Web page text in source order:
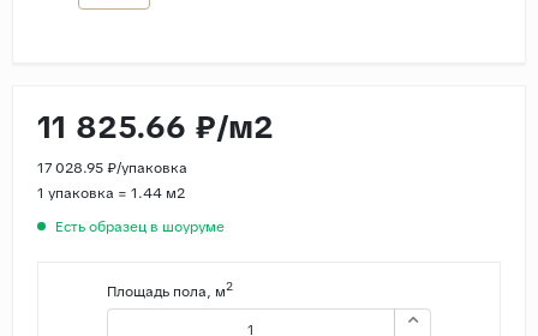
11 825.66 ₽/м2
17 028.95 ₽/упаковка
1 упаковка = 1.44 м2
Есть образец в шоуруме
Площадь пола, м2